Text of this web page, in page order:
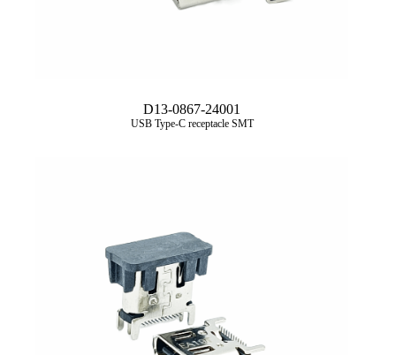
D13-0867-24001
USB Type‑C receptacle SMT